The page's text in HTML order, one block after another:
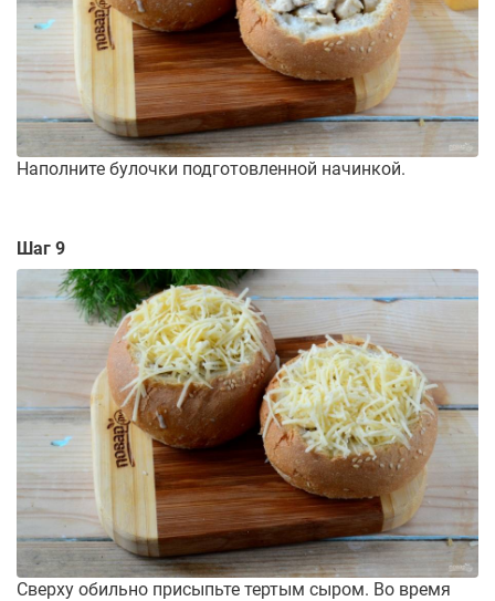
Наполните булочки подготовленной начинкой.
Шаг 9
Сверху обильно присыпьте тертым сыром. Во время